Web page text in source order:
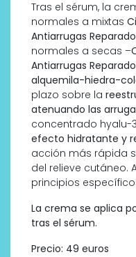
Tras el sérum, la
normales a mixtas
Antiarrugas
normales a secas –
Antiarrugas
alquemila-hiedra-
plazo sobre la
atenuando las
concentrado hyalu-
efecto hidratante y
acción más rápida
del relieve cutáneo.
principios
La crema se aplica
tras el sérum.
Precio: 49 euros